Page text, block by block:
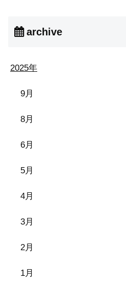
archive
2025年
9月
8月
6月
5月
4月
3月
2月
1月